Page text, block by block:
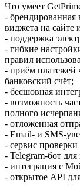
Что умеет
- брендированная
виджета на сайте
- поддержка
- гибкие
правил
- приём платежей
банковский счёт;
- бесшовная
- возможность
полного
- отложенная
- Email- и SMS-
- сервис проверки
- Telegram-бот
- интеграция с
- открытое API